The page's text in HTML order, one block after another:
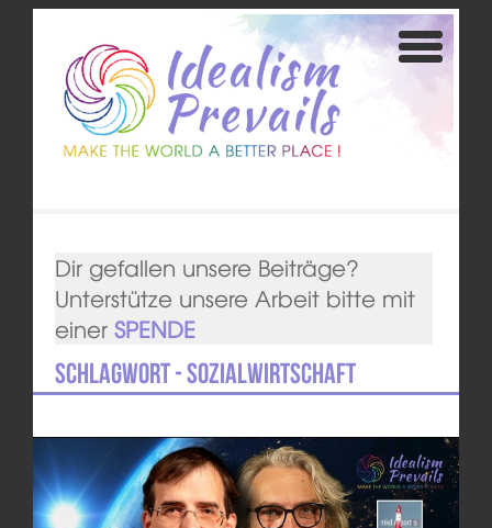
Dir gefallen unsere Beiträge?
Unterstütze unsere Arbeit bitte mit
einer SPENDE
Schlagwort - Sozialwirtschaft